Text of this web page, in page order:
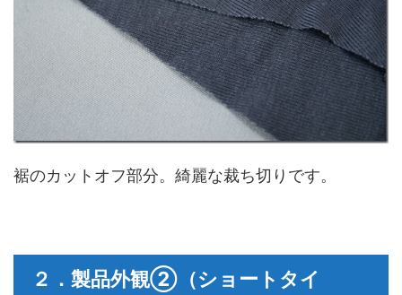
裾のカットオフ部分。綺麗な裁ち切りです。
２．製品外観②（ショートタイ